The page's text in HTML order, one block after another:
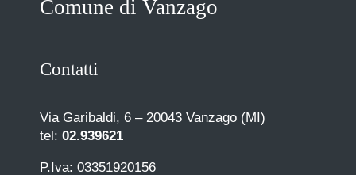
COMUNICAZIONE
Comune di Vanzago
Contatti
Via Garibaldi, 6 – 20043 Vanzago (MI)
tel: 02.939621
P.Iva: 03351920156